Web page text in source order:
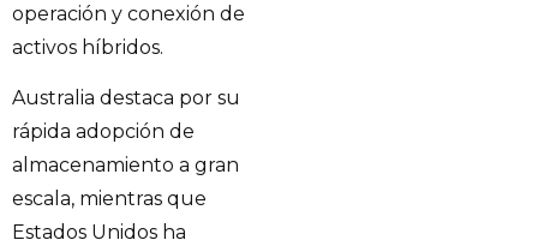
operación y conexión de
activos híbridos.
Australia destaca por su
rápida adopción de
almacenamiento a gran
escala, mientras que
Estados Unidos ha